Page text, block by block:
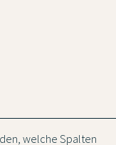
welche Spalten